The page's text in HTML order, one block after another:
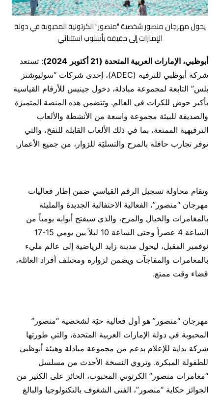
يحول مهرجان منصور شخصية "منصور" الكرتونية المحبوبة في دولة
الإمارات إلى حقيقة بأسلوب استثنائي
أبوظبي، الإمارات العربية المتحدة (21 أكتوبر 2024
): تستعد
شركة أبوظبي للترفيه (ADEC)، إحدى شركات “سوليوشنز
بلس” التابعة لمجموعة مبادلة، دخول جينيس للأرقام القياسية
بأكبر حوض للكرات في العالم. وتتضمن هذه المنصة المتميزة
والصديقة للبيئة مجموعة واسعة من الأنشطة والألعاب
الترفيهية الممتعة، بما في ذلك الألعاب القابلة للنفخ، والتي
توفر تجارب حافلة بالمرح والتسليَة للزوار، من جميع الأعمار.
وتقام محاولة تسجيل الرقم القياسي ضمن إطار فعاليات
مهرجان “منصور”، الفعالية الاحتفالية الجديدة والمليئة
بالمغامرات والخيال والمرح، والذي سيفتح أبوابه يومياً من
الساعة 4 عصراً وحتى الساعة 10 ليلاً بين يومي 15-17
نوفمبر المقبل، ليحول مدينة زايد الرياضية إلى عالم مليء
بالمغامرات والمفاجآت ويضمن لزواره ومختلف أفراد العائلة،
قضاء وقت ممتع.
مهرجان “منصور” هو أول فعالية حيَة لشخصية “منصور”
المحبوبة في دولة الإمارات العربية المتحدة، والتي طورتها
شركة بداية للإعلام بدعم من مجموعة مبادلة وهيئة أبوظبي
للطفولة المبكرة. وتروي النسخة الأحدث من مسلسل
“مغامرات منصور” الكرتوني المحبوب، الحائز على الكثير من
الجوائز حكاية “منصور”، الفتى الشغوف بالتكنولوجيا والبالغ